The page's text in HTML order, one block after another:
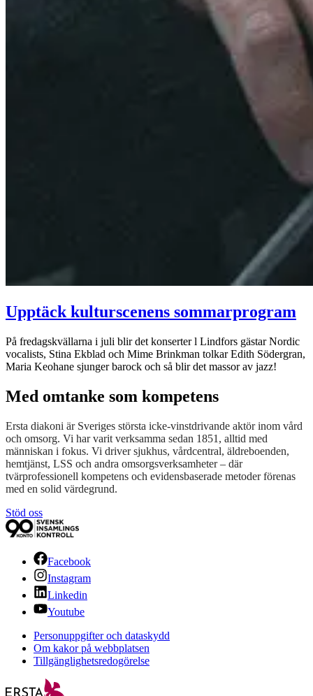
Upptäck kulturscenens sommarprogram
På fredagskvällarna i juli blir det konserter l Lindfors gästar Nordic
vocalists, Stina Ekblad och Mime Brinkman tolkar Edith Södergran,
Maria Keohane sjunger barock och så blir det massor av jazz!
Med omtanke som kompetens
Ersta diakoni är Sveriges största icke-vinstdrivande aktör inom vård
och omsorg. Vi har varit verksamma sedan 1851, alltid med
människan i fokus. Vi driver sjukhus, vårdcentral, äldreboenden,
hemtjänst, LSS och andra omsorgsverksamheter – där
tvärprofessionell kompetens och evidensbaserade metoder förenas
med en solid värdegrund.
Stöd oss
Facebook
Instagram
Linkedin
Youtube
Personuppgifter och dataskydd
Om kakor på webbplatsen
Tillgänglighetsredogörelse